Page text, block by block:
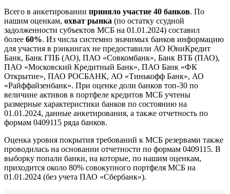
Всего в анкетировании приняло участие 40 банков. По
нашим оценкам, охват рынка (по остатку ссудной
задолженности субъектов МСБ на 01.01.2024) составил
более 60%. Из числа системно значимых банков информацию
для участия в рэнкингах не предоставили АО ЮниКредит
Банк, Банк ГПБ (АО), ПАО «Совкомбанк», Банк ВТБ (ПАО),
ПАО «Московский Кредитный Банк», ПАО Банк «ФК
Открытие», ПАО РОСБАНК, АО «Тинькофф Банк», АО
«Райффайзенбанк». При оценке доли банков топ-30 по
величине активов в портфеле кредитов МСБ учтены
размерные характеристики банков по состоянию на
01.01.2024, данные анкетирования, а также отчетность по
формам 0409115 ряда банков.
Оценка уровня покрытия требований к МСБ резервами также
проводилась на основании отчетности по формам 0409115. В
выборку попали банки, на которые, по нашим оценкам,
приходится около 80% совокупного портфеля МСБ на
01.01.2024 (без учета ПАО «Сбербанк»).